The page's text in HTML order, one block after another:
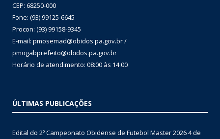
CEP: 68250-000
Fone: (93) 99125-6645
Procon: (93) 99158-9345
E-mail: pmosemad@obidos.pa.gov.br /
pmogabprefeito@obidos.pa.gov.br
Horário de atendimento: 08:00 às 14:00
ÚLTIMAS PUBLICAÇÕES
Edital do 2º Campeonato Obidense de Futebol Master 20264 de